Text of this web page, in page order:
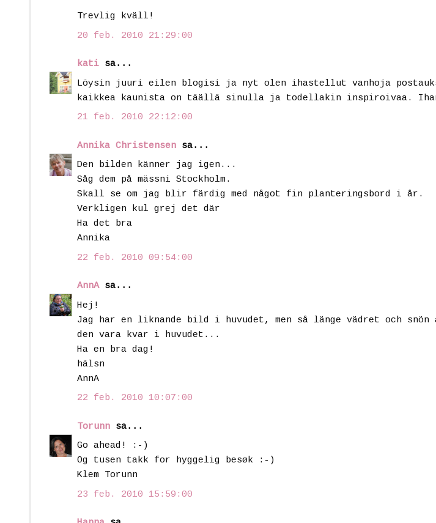
Trevlig kväll!
20 feb. 2010 21:29:00
kati sa...
Löysin juuri eilen blogisi ja nyt olen ihastellut vanhoja
kaikkea kaunista on täällä sinulla ja todellakin inspiroivaa.
21 feb. 2010 22:12:00
Annika Christensen sa...
Den bilden känner jag igen...
Såg dem på mässni Stockholm.
Skall se om jag blir färdig med något fin planteringsbord i år.
Verkligen kul grej det där
Ha det bra
Annika
22 feb. 2010 09:54:00
AnnAsa...
Hej!
Jag har en liknande bild i huvudet, men så länge vädret och
den vara kvar i huvudet...
Ha en bra dag!
hälsn
AnnA
22 feb. 2010 10:07:00
Torunn sa...
Go ahead! :-)
Og tusen takk for hyggelig besøk :-)
Klem Torunn
23 feb. 2010 15:59:00